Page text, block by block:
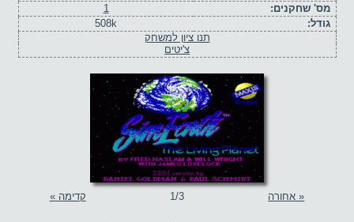
מס' שחקנים:
1
גודל:
508k
תנו ציון למשחק
צ'יטים
1/3 קדימה » « אחורה